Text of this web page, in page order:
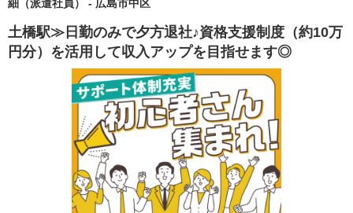
細（派遣社員） - 広島市中区
土橋駅≫日勤のみで夕方退社♪資格支援制度（約10万
円分）を活用して収入アップを目指せます◎